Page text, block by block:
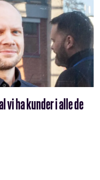
vi ha kunder i alle de